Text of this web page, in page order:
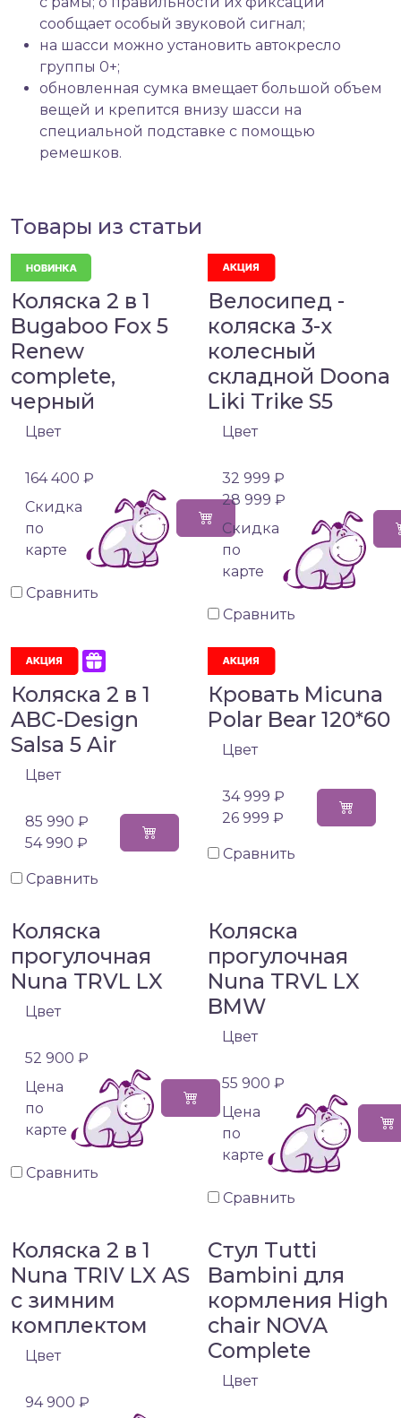
сообщает особый звуковой сигнал;
на шасси можно установить автокресло
группы 0+;
обновленная сумка вмещает большой объем
вещей и крепится внизу шасси на
специальной подставке с помощью
ремешков.
Товары из статьи
Коляска 2 в 1
Bugaboo Fox 5
Renew
complete,
черный
Цвет
164 400 ₽
Cкидка
по
карте
Сравнить
Велосипед -
коляска 3-х
колесный
складной Doona
Liki Trike S5
Цвет
32 999 ₽
28 999 ₽
Cкидка
по
карте
Сравнить
Коляска 2 в 1
ABC-Design
Salsa 5 Air
Цвет
85 990 ₽
54 990 ₽
Сравнить
Кровать Micuna
Polar Bear 120*60
Цвет
34 999 ₽
26 999 ₽
Сравнить
Коляска
прогулочная
Nuna TRVL LX
Цвет
52 900 ₽
Цена
по
карте
Сравнить
Коляска
прогулочная
Nuna TRVL LX
BMW
Цвет
55 900 ₽
Цена
по
карте
Сравнить
Коляска 2 в 1
Nuna TRIV LX AS
с зимним
комплектом
Цвет
94 900 ₽
Стул Tutti
Bambini для
кормления High
chair NOVA
Complete
Цвет